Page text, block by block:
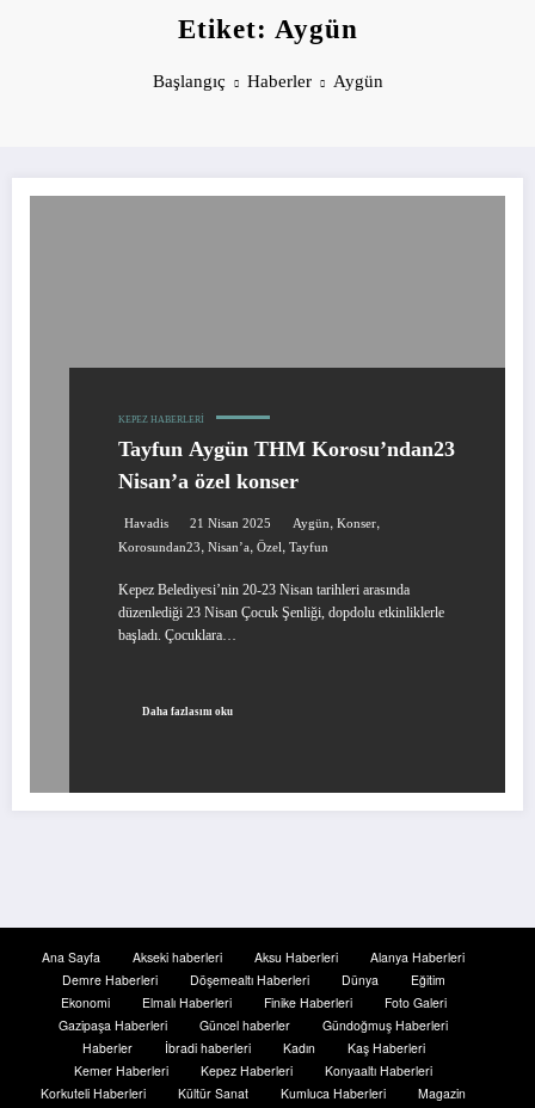
Etiket: Aygün
Başlangıç Haberler Aygün
KEPEZ HABERLERI
Tayfun Aygün THM Korosu’ndan23
Nisan’a özel konser
Havadis 21 Nisan 2025 Aygün, Konser,
Korosundan23, Nisan’a, Özel, Tayfun
Kepez Belediyesi’nin 20-23 Nisan tarihleri arasında
düzenlediği 23 Nisan Çocuk Şenliği, dopdolu etkinliklerle
başladı. Çocuklara…
Daha fazlasını oku
Ana Sayfa Akseki haberleri Aksu Haberleri
Alanya Haberleri
Demre Haberleri
Döşemealtı Haberleri Dünya
Eğitim
Ekonomi
Elmalı Haberleri Finike Haberleri
Foto Galeri
Gazipaşa Haberleri
Güncel haberler
Gündoğmuş Haberleri
Haberler
İbradi haberleri Kadın
Kaş Haberleri
Kemer Haberleri
Kepez Haberleri
Konyaaltı Haberleri
Korkuteli Haberleri
Kültür Sanat Kumluca Haberleri
Magazin